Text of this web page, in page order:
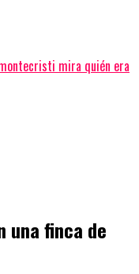
mira quién era
una finca de